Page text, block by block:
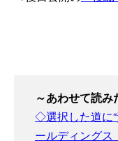
～あわせて読み
◇選択した道に
ールディングス